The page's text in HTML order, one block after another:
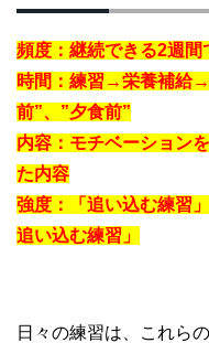
頻度：継続できる2週間
時間：練習→栄養補給
前”、”夕食前”
内容：モチベーション
た内容
強度：「追い込む練習
追い込む練習」
日々の練習は、これら